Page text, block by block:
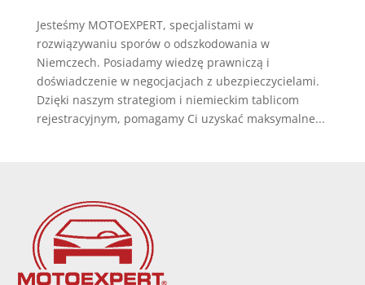
Jesteśmy MOTOEXPERT, specjalistami w
rozwiązywaniu sporów o odszkodowania w
Niemczech. Posiadamy wiedzę prawniczą i
doświadczenie w negocjacjach z ubezpieczycielami.
Dzięki naszym strategiom i niemieckim tablicom
rejestracyjnym, pomagamy Ci uzyskać maksymalne...